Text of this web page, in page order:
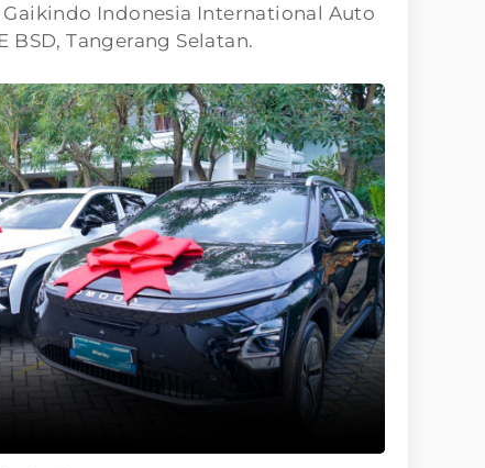
Indonesia International Auto
BSD, Tangerang Selatan.